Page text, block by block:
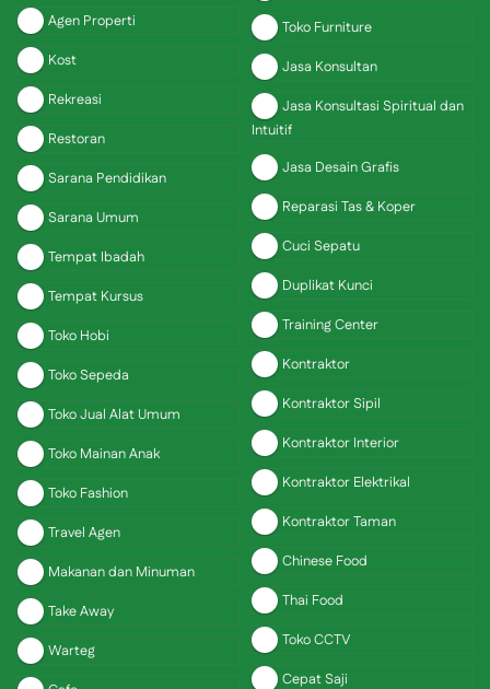
Agen Properti
Kost
Rekreasi
Restoran
Sarana Pendidikan
Sarana Umum
Tempat Ibadah
Tempat Kursus
Toko Hobi
Toko Sepeda
Toko Jual Alat Umum
Toko Mainan Anak
Toko Fashion
Travel Agen
Makanan dan Minuman
Take Away
Warteg
Toko Furniture
Jasa Konsultan
Jasa Konsultasi Spiritual dan
Intuitif
Jasa Desain Grafis
Reparasi Tas & Koper
Cuci Sepatu
Duplikat Kunci
Training Center
Kontraktor
Kontraktor Sipil
Kontraktor Interior
Kontraktor Elektrikal
Kontraktor Taman
Chinese Food
Thai Food
Toko CCTV
Cepat Saji